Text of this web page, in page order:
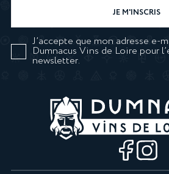
J’accepte que mon adresse e-
Dumnacus Vins de Loire pour
newsletter.